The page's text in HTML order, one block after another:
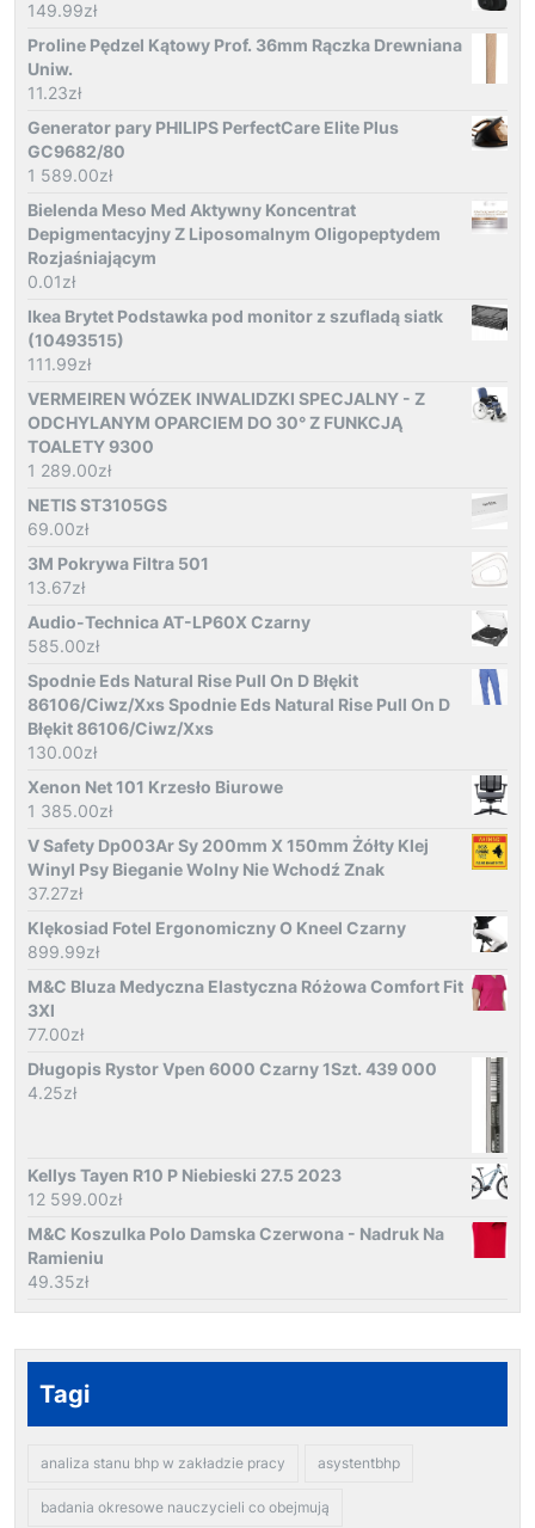
149.99zł
Proline Pędzel Kątowy Prof. 36mm Rączka Drewniana
Uniw.
11.23zł
Generator pary PHILIPS PerfectCare Elite Plus
GC9682/80
1 589.00zł
Bielenda Meso Med Aktywny Koncentrat
Depigmentacyjny Z Liposomalnym Oligopeptydem
Rozjaśniającym
0.01zł
Ikea Brytet Podstawka pod monitor z szufladą siatk
(10493515)
111.99zł
VERMEIREN WÓZEK INWALIDZKI SPECJALNY - Z
ODCHYLANYM OPARCIEM DO 30° Z FUNKCJĄ
TOALETY 9300
1 289.00zł
NETIS ST3105GS
69.00zł
3M Pokrywa Filtra 501
13.67zł
Audio-Technica AT-LP60X Czarny
585.00zł
Spodnie Eds Natural Rise Pull On D Błękit
86106/Ciwz/Xxs Spodnie Eds Natural Rise Pull On D
Błękit 86106/Ciwz/Xxs
130.00zł
Xenon Net 101 Krzesło Biurowe
1 385.00zł
V Safety Dp003Ar Sy 200mm X 150mm Żółty Klej
Winyl Psy Bieganie Wolny Nie Wchodź Znak
37.27zł
Klękosiad Fotel Ergonomiczny O Kneel Czarny
899.99zł
M&C Bluza Medyczna Elastyczna Różowa Comfort Fit
3Xl
77.00zł
Długopis Rystor Vpen 6000 Czarny 1Szt. 439 000
4.25zł
Kellys Tayen R10 P Niebieski 27.5 2023
12 599.00zł
M&C Koszulka Polo Damska Czerwona - Nadruk Na
Ramieniu
49.35zł
Tagi
analiza stanu bhp w zakładzie pracy asystentbhp
badania okresowe nauczycieli co obejmują